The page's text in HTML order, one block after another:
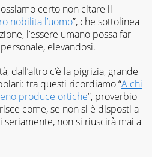
certo non citare il
nobilita l’uomo”, che sottolinea
l’essere umano possa far
elevandosi.
dall’altro c’è la pigrizia, grande
tra questi ricordiamo “A chi
produce ortiche“, proverbio
come, se non si è disposti a
non si riuscirà mai a